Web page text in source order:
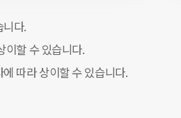
다.
이할 수 있습니다.
따라 상이할 수 있습니다.